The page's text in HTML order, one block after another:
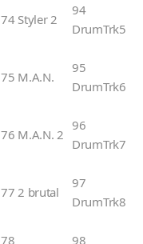
74 Styler 2
94
DrumTrk5
75 M.A.N.
95
DrumTrk6
76 M.A.N. 2
96
DrumTrk7
77 2 brutal
97
DrumTrk8
78
98